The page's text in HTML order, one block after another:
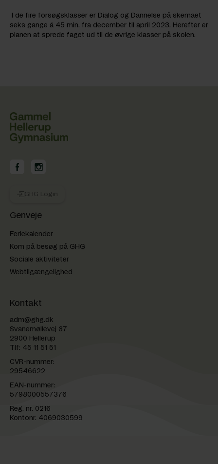
I de fire forsøgsklasser er Dialog og Dannelse på skemaet
seks gange á 45 min. fra december til april 2023. Herefter er
planen at sprede faget ud til de øvrige klasser på skolen.
GHG på Facebook
GHG på Instagram
GHG Login
Genveje
Feriekalender
Kom på besøg på GHG
Sociale aktiviteter
Webtilgængelighed
Kontakt
adm@ghg.dk
Svanemøllevej 87
2900 Hellerup
Tlf: 45 11 51 51
CVR-nummer:
29546622
EAN-nummer:
5798000557376
Reg. nr. 0216
Kontonr. 4069030599